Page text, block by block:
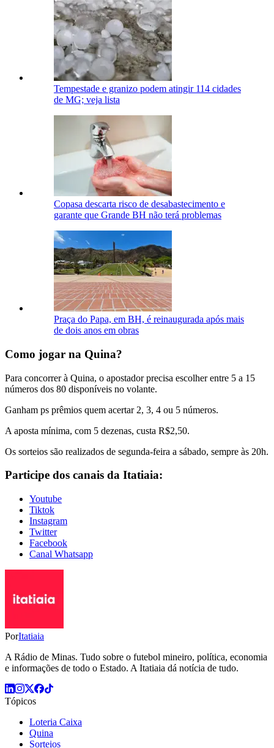
Tempestade e granizo podem atingir 114 cidades
de MG; veja lista
Copasa descarta risco de desabastecimento e
garante que Grande BH não terá problemas
Praça do Papa, em BH, é reinaugurada após mais
de dois anos em obras
Como jogar na Quina?
Para concorrer à Quina, o apostador precisa escolher entre 5 a 15
números dos 80 disponíveis no volante.
Ganham ps prêmios quem acertar 2, 3, 4 ou 5 números.
A aposta mínima, com 5 dezenas, custa R$2,50.
Os sorteios são realizados de segunda-feira a sábado, sempre às 20h.
Participe dos canais da Itatiaia:
Youtube
Tiktok
Instagram
Twitter
Facebook
Canal Whatsapp
PorItatiaia
A Rádio de Minas. Tudo sobre o futebol mineiro, política, economia
e informações de todo o Estado. A Itatiaia dá notícia de tudo.
Tópicos
Loteria Caixa
Quina
Sorteios